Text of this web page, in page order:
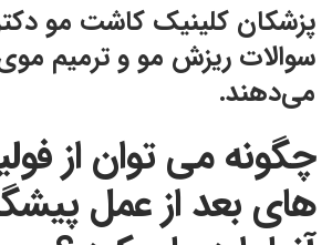
پزشکان کلینیک کاشت مو
سوالات ریزش مو و ترمیم
می‌دهند.
چگونه می توان از
های بعد از عمل